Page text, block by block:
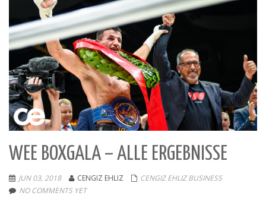
WEE BOXGALA – ALLE ERGEBNISSE
JUN 03, 2018 CENGIZ EHLIZ
CENGIZ EHLIZ BUSINESS
NO COMMENTS YET